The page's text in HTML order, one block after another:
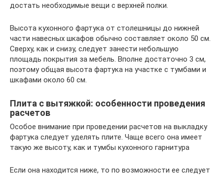
достать необходимые вещи с верхней полки.
Высота кухонного фартука от столешницы до нижней
части навесных шкафов обычно составляет около 50 см.
Сверху, как и снизу, следует занести небольшую
площадь покрытия за мебель. Вполне достаточно 3 см,
поэтому общая высота фартука на участке с тумбами и
шкафами около 60 см.
Плита с вытяжкой: особенности проведения
расчетов
Особое внимание при проведении расчетов на выкладку
фартука следует уделять плите. Чаще всего она имеет
такую же высоту, как и тумбы кухонного гарнитура
Если она находится ниже, то по возможности ее следует